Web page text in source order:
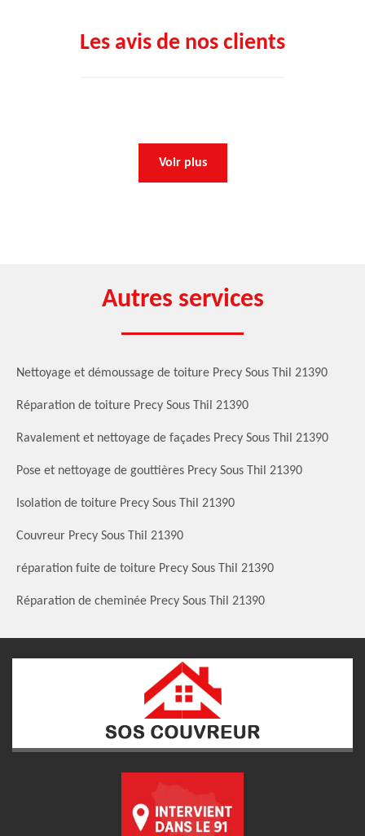
Les avis de nos clients
Voir plus
Autres services
Nettoyage et démoussage de toiture Precy Sous Thil 21390
Réparation de toiture Precy Sous Thil 21390
Ravalement et nettoyage de façades Precy Sous Thil 21390
Pose et nettoyage de gouttières Precy Sous Thil 21390
Isolation de toiture Precy Sous Thil 21390
Couvreur Precy Sous Thil 21390
réparation fuite de toiture Precy Sous Thil 21390
Réparation de cheminée Precy Sous Thil 21390